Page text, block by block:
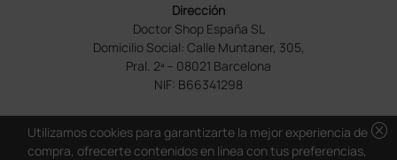
Dirección
Doctor Shop España SL
Domicilio Social: Calle Muntaner, 305,
Pral. 2ª – 08021 Barcelona
NIF: B66341298
cancel
Utilizamos cookies para garantizarte la mejor experiencia de
compra, ofrecerte contenidos en línea con tus preferencias,